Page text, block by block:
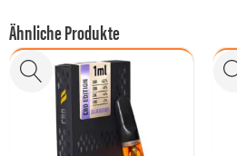
Ähnliche Produkte